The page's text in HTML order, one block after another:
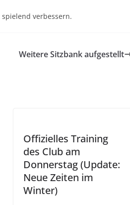
verbessern.
Weitere Sitzbank aufgestellt
Offizielles Training
des Club am
Donnerstag (Update:
Neue Zeiten im
Winter)